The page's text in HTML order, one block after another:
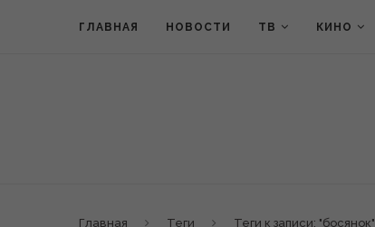
ГЛАВНАЯ НОВОСТИ ТВ КИНО
Главная Теги Теги к записи: "босянок"